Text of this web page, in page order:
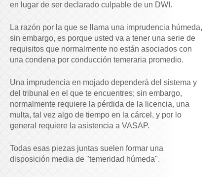
en lugar de ser declarado culpable de un DWI.
La razón por la que se llama una imprudencia húmeda,
sin embargo, es porque usted va a tener una serie de
requisitos que normalmente no están asociados con
una condena por conducción temeraria promedio.
Una imprudencia en mojado dependerá del sistema y
del tribunal en el que te encuentres; sin embargo,
normalmente requiere la pérdida de la licencia, una
multa, tal vez algo de tiempo en la cárcel, y por lo
general requiere la asistencia a VASAP.
Todas esas piezas juntas suelen formar una
disposición media de "temeridad húmeda".